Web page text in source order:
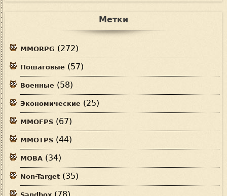
Метки
MMORPG (272)
Пошаговые (57)
Военные (58)
Экономические (25)
MMOFPS (67)
MMOTPS (44)
MOBA (34)
Non-Target (35)